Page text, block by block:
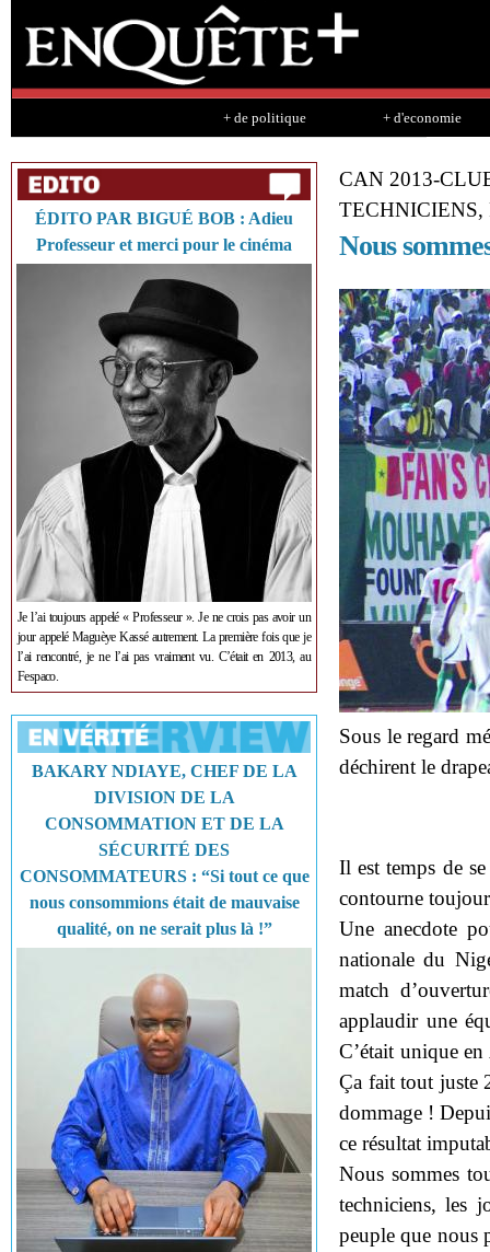
+ de politique + d'economie
ÉDITO PAR BIGUÉ BOB : Adieu
Professeur et merci pour le cinéma
Je l’ai toujours appelé « Professeur ». Je ne crois pas avoir un
jour appelé Maguèye Kassé autrement. La première fois que je
l’ai rencontré, je ne l’ai pas vraiment vu. C’était en 2013, au
Fespaco.
BAKARY NDIAYE, CHEF DE LA
DIVISION DE LA
CONSOMMATION ET DE LA
SÉCURITÉ DES
CONSOMMATEURS : “Si tout ce que
nous consommions était de mauvaise
qualité, on ne serait plus là !”
CAN 2013-
TECHNICIENS,
Nous
Sous le regard
déchirent le
Il est temps de
contourne
Une anecdote
nationale du
match
applaudir une
C’était unique
Ça fait tout juste
dommage !
ce résultat
Nous sommes
techniciens, les
peuple que nous